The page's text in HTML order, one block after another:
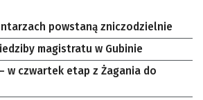
powstaną zniczodzielnie
magistratu w Gubinie
w czwartek etap z Żagania do